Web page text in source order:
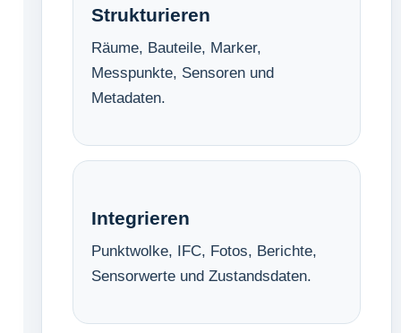
Strukturieren
Räume, Bauteile, Marker,
Messpunkte, Sensoren und
Metadaten.
Integrieren
Punktwolke, IFC, Fotos, Berichte,
Sensorwerte und Zustandsdaten.